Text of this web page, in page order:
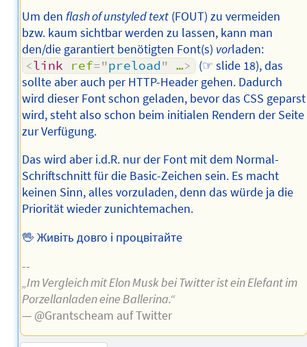
Um den flash of unstyled text(FOUT) zu vermeiden
bzw. kaum sichtbar werden zu lassen, kann man
den/die garantiert benötigten Font(s) vorladen:
<link ref="preload" …>
(☞ slide 18), das
sollte aber auch per HTTP-Header gehen. Dadurch
wird dieser Font schon geladen, bevor das CSS geparst
wird, steht also schon beim initialen Rendern der Seite
zur Verfügung.
Das wird aber i.d.R. nur der Font mit dem Normal-
Schriftschnitt für die Basic-Zeichen sein. Es macht
keinen Sinn, alles vorzuladen, denn das würde ja die
Priorität wieder zunichtemachen.
🖖 Живіть довго і процвітайте
--
„Im Vergleich mit Elon Musk bei Twitter ist ein Elefant im
Porzellanladen eine Ballerina.“
— @Grantscheam auf Twitter